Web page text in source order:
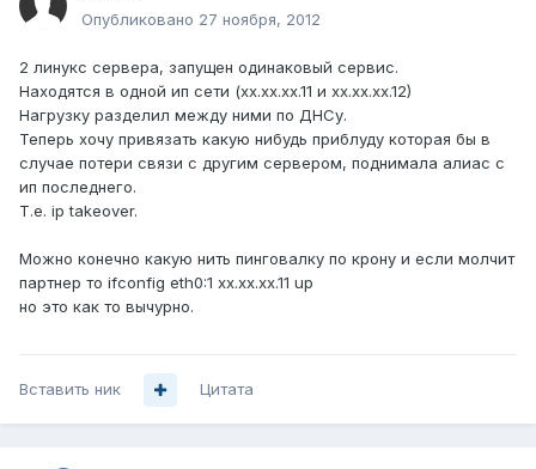
Опубликовано 27 ноября, 2012
2 линукс сервера, запущен одинаковый сервис.
Находятся в одной ип сети (хх.хх.хх.11 и хх.хх.хх.12)
Нагрузку разделил между ними по ДНСу.
Теперь хочу привязать какую нибудь приблуду которая бы в
случае потери связи с другим сервером, поднимала алиас с
ип последнего.
Т.е. ip takeover.
Можно конечно какую нить пинговалку по крону и если молчит
партнер то ifconfig eth0:1 xx.xx.xx.11 up
но это как то вычурно.
Вставить ник Цитата